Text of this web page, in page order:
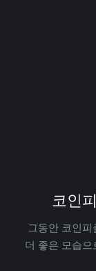
코인
그동안 코인
더 좋은 모습